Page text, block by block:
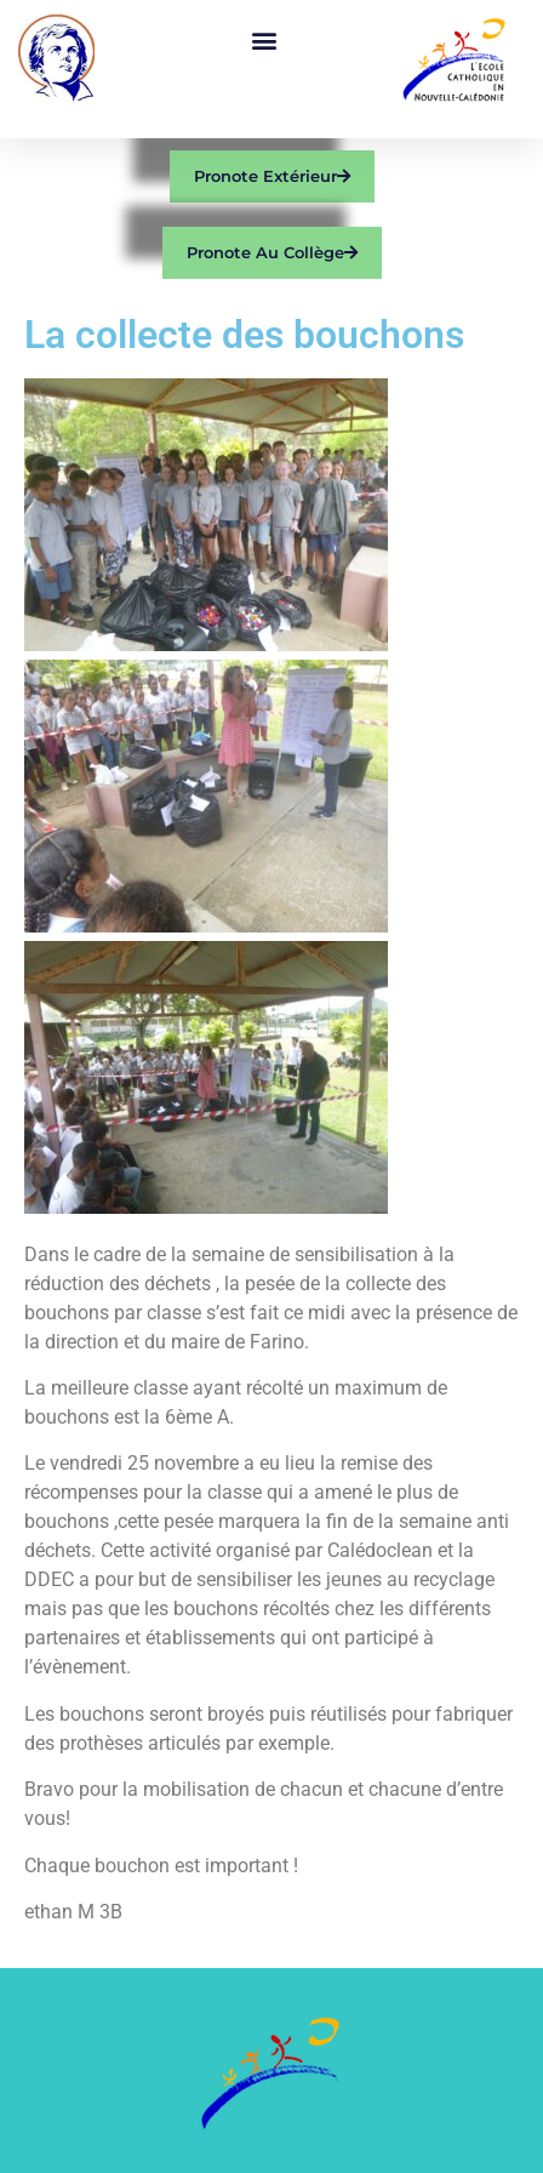
Pronote Extérieur
Pronote Au Collège
La collecte des bouchons
Dans le cadre de la semaine de sensibilisation à la
réduction des déchets , la pesée de la collecte des
bouchons par classe s’est fait ce midi avec la présence de
la direction et du maire de Farino.
La meilleure classe ayant récolté un maximum de
bouchons est la 6ème A.
Le vendredi 25 novembre a eu lieu la remise des
récompenses pour la classe qui a amené le plus de
bouchons ,cette pesée marquera la fin de la semaine anti
déchets. Cette activité organisé par Calédoclean et la
DDEC a pour but de sensibiliser les jeunes au recyclage
mais pas que les bouchons récoltés chez les différents
partenaires et établissements qui ont participé à
l’évènement.
Les bouchons seront broyés puis réutilisés pour fabriquer
des prothèses articulés par exemple.
Bravo pour la mobilisation de chacun et chacune d’entre
vous!
Chaque bouchon est important !
ethan M 3B